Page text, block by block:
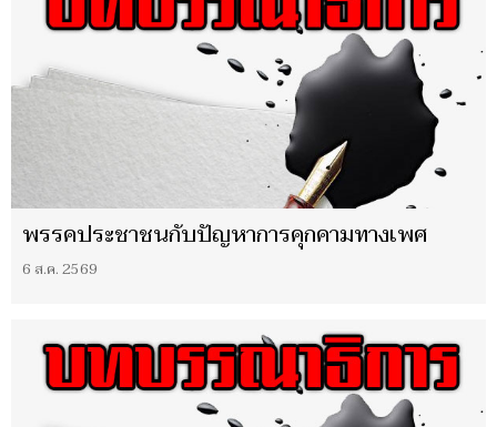
พรรคประชาชนกับปัญหาการคุกคามทางเพศ
6 ส.ค. 2569